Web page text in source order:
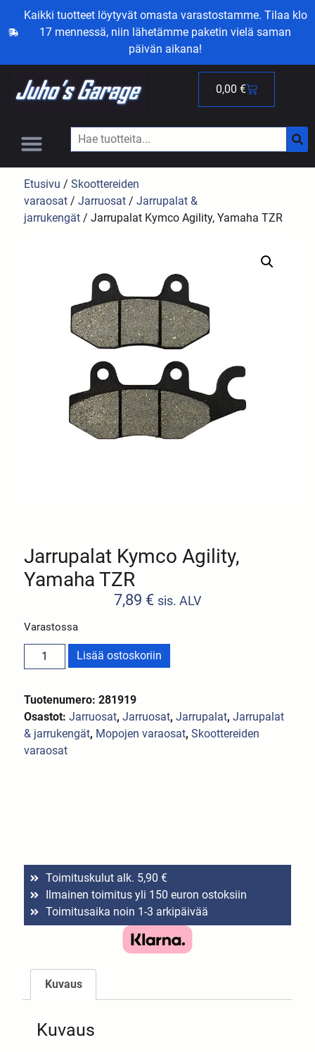
Kaikki tuotteet löytyvät omasta varastostamme. Tilaa klo
17 mennessä, niin lähetämme paketin vielä saman
päivän aikana!
0,00 €
Etusivu /Skoottereiden
varaosat /Jarruosat /Jarrupalat &
jarrukengät / Jarrupalat Kymco Agility, Yamaha TZR
Jarrupalat Kymco Agility,
Yamaha TZR
7,89 € sis. ALV
Varastossa
Lisää ostoskoriin
Tuotenumero: 281919
Osastot:Jarruosat,Jarruosat,Jarrupalat,Jarrupalat
& jarrukengät, Mopojen varaosat,Skoottereiden
varaosat
Toimituskulut alk. 5,90 €
Ilmainen toimitus yli 150 euron ostoksiin
Toimitusaika noin 1-3 arkipäivää
Kuvaus
Kuvaus